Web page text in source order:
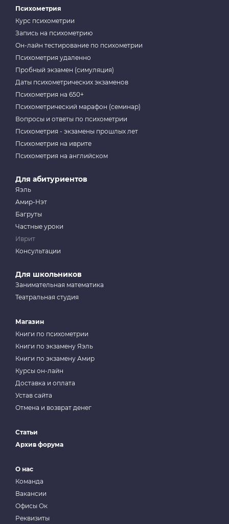
Психометрия
Курс психометрии
Запись на психометрию
Он-лайн тестирование по психометрии
Психометрия удаленно
Пробный экзамен (симуляция)
Даты психометрических экзаменов
Психометрия на 650+
Психометрический марафон (семинар)
Вопросы и ответы по психометрии
Психометрия - экзамены прошлых лет
Психометрия на иврите
Психометрия на английском
Для абитуриентов
Яэль
Амир-Нэт
Багруты
Частные уроки
Иврит
Консультации
Для школьников
Занимательная математика
Театральная студия
Магазин
Книги по психометрии
Книги по экзамену Яэль
Книги по экзамену Амир
Курсы он-лайн
Доставка и оплата
Устав сайта
Отмена и возврат денег
Статьи
Архив форума
О нас
Команда
Вакансии
Офисы Ок
Реквизиты